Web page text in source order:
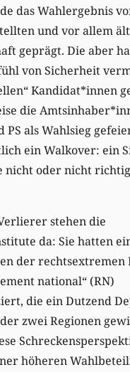
das Wahlergebnis
und vor allem
geprägt. Die aber
von Sicherheit
Kandidat*innen
die
PS als Wahlsieg
ein Walkover: ein
nicht oder nicht
stehen die
da: Sie hatten
der rechtsextremen
national“ (RN)
die ein Dutzend
zwei Regionen
höheren